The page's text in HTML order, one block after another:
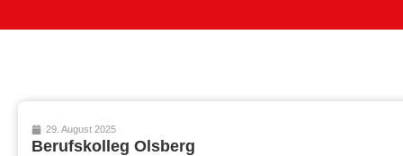
29. August 2025
Berufskolleg Olsberg